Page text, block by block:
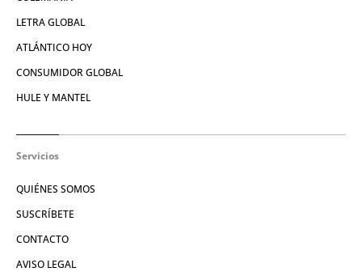
LETRA GLOBAL
ATLÁNTICO HOY
CONSUMIDOR GLOBAL
HULE Y MANTEL
Servicios
QUIÉNES SOMOS
SUSCRÍBETE
CONTACTO
AVISO LEGAL